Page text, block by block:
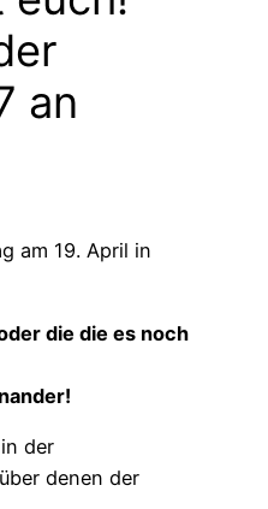
an
am 19. April in
die die es noch
der
denen der